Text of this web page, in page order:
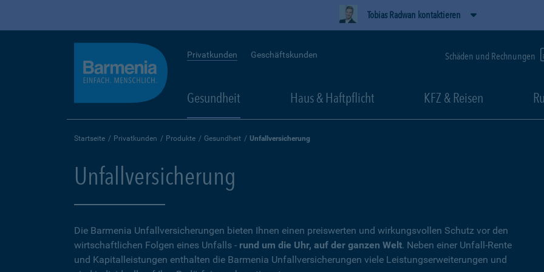
Tobias Radwan kontaktieren
Privatkunden Geschäftskunden Schäden und Rechnungen
Gesundheit Haus & Haftpflicht KFZ & Reisen
Startseite Privatkunden Produkte Gesundheit Unfallversicherung
Unfallversicherung
Die Barmenia Unfallversicherungen bieten Ihnen einen preiswerten und wirkungsvollen Schutz vor den
wirtschaftlichen Folgen eines Unfalls - rund um die Uhr, auf der ganzen Welt. Neben einer Unfall-Rente
und Kapitalleistungen enthalten die Barmenia Unfallversicherungen viele Leistungserweiterungen und